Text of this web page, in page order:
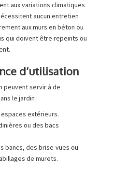
aux variations climatiques
aucun entretien
aux murs en béton ou
qui doivent être repeints ou
d’utilisation
peuvent servir à de
le jardin :
extérieurs.
ou des bacs
bancs, des brise-vues ou
de murets.